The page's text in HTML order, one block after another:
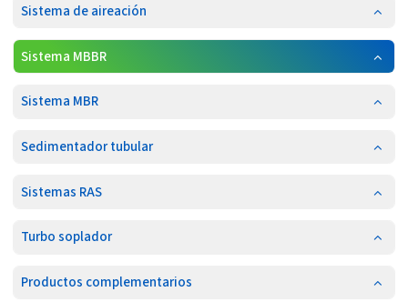
Sistema de aireación
Sistema MBBR
Sistema MBR
Sedimentador tubular
Sistemas RAS
Turbo soplador
Productos complementarios